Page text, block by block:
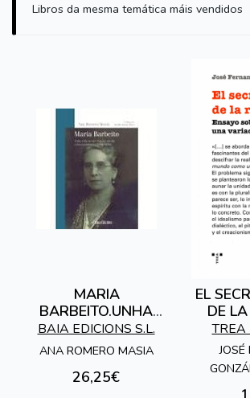
Libros da mesma temática máis vendidos
MARIA
BARBEITO.UNHA
VIDA AO SERVIZO
DA ESCOLA E DOS
BAIA EDICIONS S.L.
ANA ROMERO MASIA
26,25€
EL
DE
TREA
JOSÉ